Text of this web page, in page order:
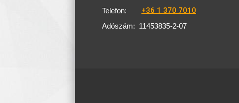
Telefon: +36 1 370 7010
Adószám: 11453835-2-07